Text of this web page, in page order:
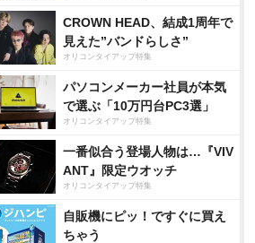
CROWN HEAD、結成1周年で
見えた”バンドらしさ”
オリコンタイアップ特集
パソコンメーカー社員が本気
で選ぶ「10万円台PC3選」
オリコンタイアップ特集
一番似合う登場人物は…『VIV
ANT』限定ウオッチ
オリコンタイアップ特集
自販機にピッ！ですぐに買え
ちゃう